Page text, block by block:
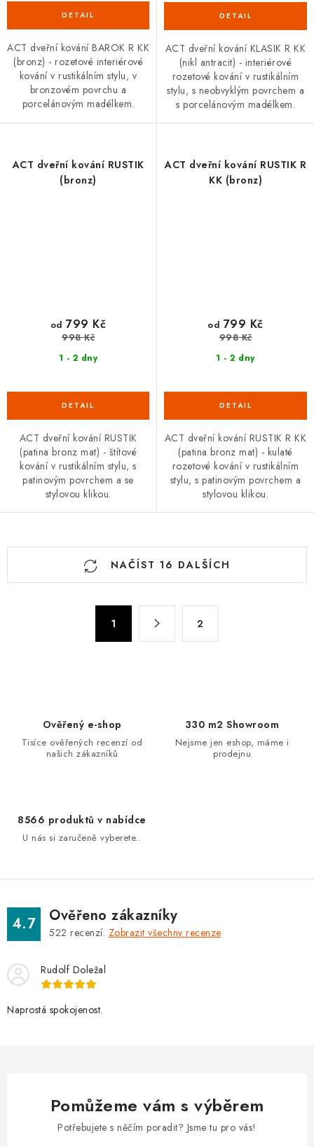
ACT dveřní kování BAROK R KK
(bronz) - rozetové interiérové
kování v rustikálním stylu, v
bronzovém povrchu a
porcelánovým madélkem.
ACT dveřní kování KLASIK R KK
(nikl antracit) - interiérové
rozetové kování v rustikálním
stylu, s neobvyklým povrchem a
s porcelánovým madélkem.
ACT dveřní kování RUSTIK
(bronz)
1 - 2 dny
od 799 Kč
998 Kč
ACT dveřní kování RUSTIK
(patina bronz mat) - štítové
kování v rustikálním stylu, s
patinovým povrchem a se
stylovou klikou.
ACT dveřní kování RUSTIK R
KK (bronz)
1 - 2 dny
od 799 Kč
998 Kč
ACT dveřní kování RUSTIK R KK
(patina bronz mat) - kulaté
rozetové kování v rustikálním
stylu, s patinovým povrchem a
stylovou klikou.
u
NAČÍST 16 DALŠÍCH
1 2
Ověřený e-shop
Tisíce ověřených recenzí od
našich zákazníků
330 m2 Showroom
Nejsme jen eshop, máme i
prodejnu
8566 produktů v nabídce
U nás si zaručeně vyberete..
4.7 Ověřeno zákazníky
522 recenzí. Zobrazit všechny recenze
Rudolf Doležal
Naprostá spokojenost.
Pomůžeme vám s výběrem
Potřebujete s něčím poradit? Jsme tu pro vás!